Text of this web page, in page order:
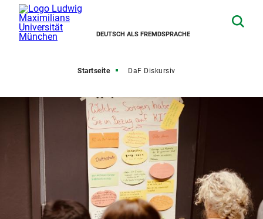
DEUTSCH ALS FREMDSPRACHE
Startseite DaF Diskursiv